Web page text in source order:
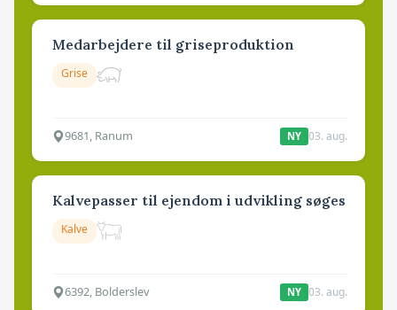
Medarbejdere til griseproduktion
Grise
9681, Ranum NY 03. aug.
Kalvepasser til ejendom i udvikling søges
Kalve
6392, Bolderslev NY 03. aug.